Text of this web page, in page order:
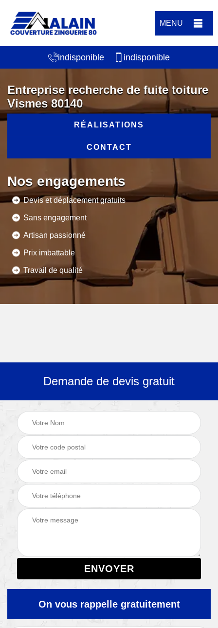
MENU
indisponible indisponible
Entreprise recherche de fuite toiture
Vismes 80140
RÉALISATIONS
CONTACT
Nos engagements
Devis et déplacement gratuits
Sans engagement
Artisan passionné
Prix imbattable
Travail de qualité
Demande de devis gratuit
On vous rappelle gratuitement